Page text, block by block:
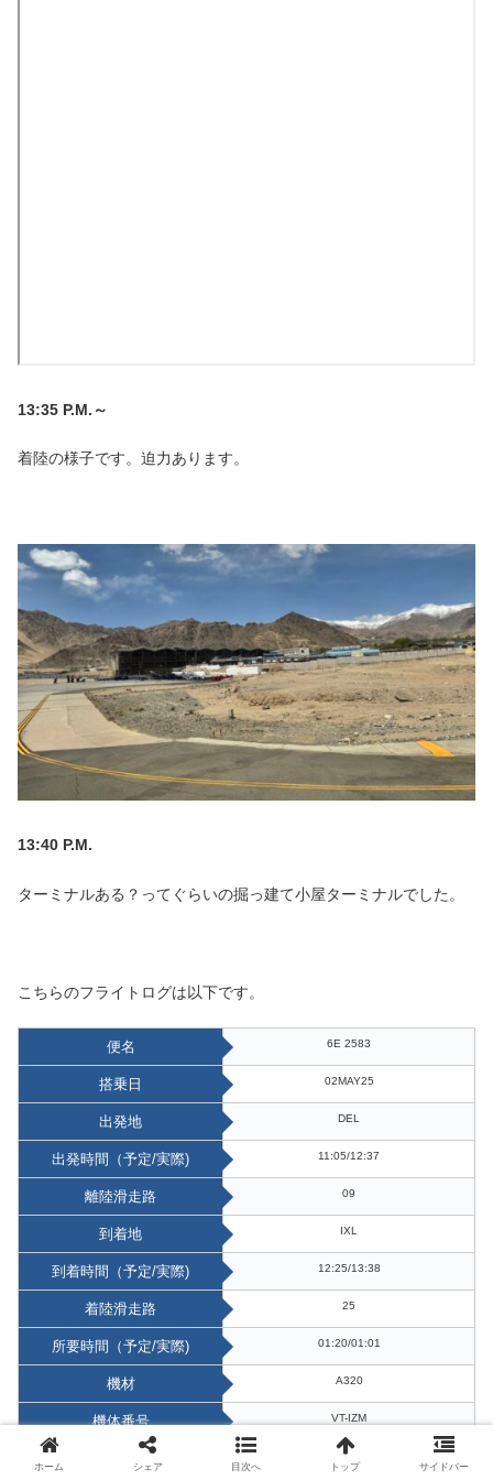
13:35 P.M.～
着陸の様子です。迫力あります。
13:40 P.M.
ターミナルある？ってぐらいの掘っ建て小屋ターミナルでした。
こちらのフライトログは以下です。
便名 6E 2583
搭乗日 02MAY25
出発地 DEL
出発時間（予定/実際) 11:05/12:37
離陸滑走路 09
到着地 IXL
到着時間（予定/実際) 12:25/13:38
着陸滑走路 25
所要時間（予定/実際) 01:20/01:01
機材 A320
機体番号 VT-IZM
02K
ホーム シェア 目次へ トップ サイドバー